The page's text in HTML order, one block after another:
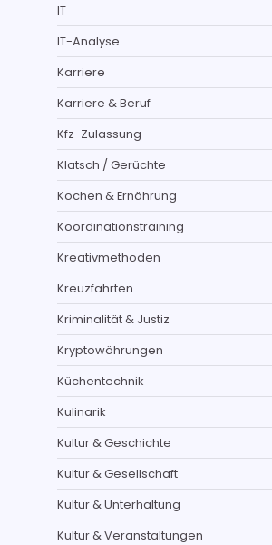
IT
IT-Analyse
Karriere
Karriere & Beruf
Kfz-Zulassung
Klatsch / Gerüchte
Kochen & Ernährung
Koordinationstraining
Kreativmethoden
Kreuzfahrten
Kriminalität & Justiz
Kryptowährungen
Küchentechnik
Kulinarik
Kultur & Geschichte
Kultur & Gesellschaft
Kultur & Unterhaltung
Kultur & Veranstaltungen